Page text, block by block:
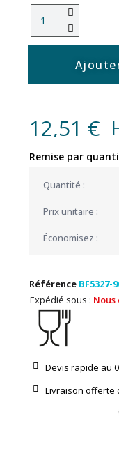
12,51 €
Remise par
Référence BF5327-
Expédié sous :
Devis rapide au
Livraison offerte